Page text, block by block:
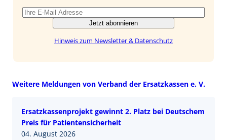
Jetzt abonnieren
Hinweis zum Newsletter & Datenschutz
Weitere Meldungen von Verband der Ersatzkassen e. V.
Ersatzkassenprojekt gewinnt 2. Platz bei Deutschem
Preis für Patientensicherheit
04. August 2026